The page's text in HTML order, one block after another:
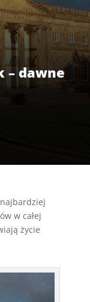
– dawne
w całej
życie